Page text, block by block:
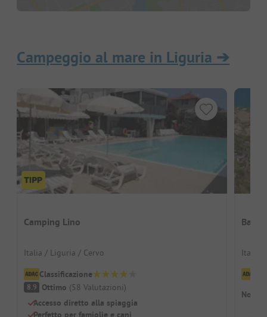
Campeggio al mare in Liguria ➔
Camping Lino
Italia / Liguria / Cervo
Classificazione
8.9 Ottimo (58 Valutazioni)
Accesso diretto alla spiaggia
Perfetto per famiglie e cani
Baba
Italia
Non